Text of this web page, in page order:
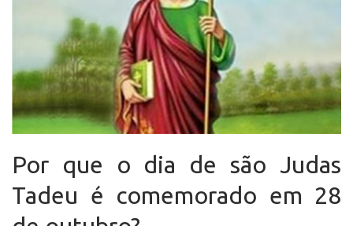
Por que o dia de são Judas
Tadeu é comemorado em 28